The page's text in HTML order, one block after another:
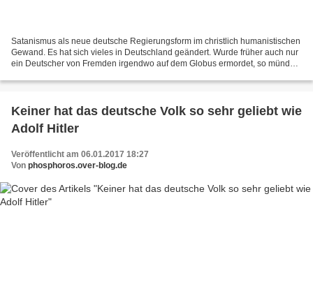
Satanismus als neue deutsche Regierungsform im christlich humanistischen
Gewand. Es hat sich vieles in Deutschland geändert. Wurde früher auch nur
ein Deutscher von Fremden irgendwo auf dem Globus ermordet, so mündete
Keiner hat das deutsche Volk so sehr geliebt wie
Adolf Hitler
Veröffentlicht am 06.01.2017 18:27
Von phosphoros.over-blog.de